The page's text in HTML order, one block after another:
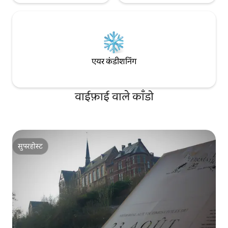
एयर कंडीशनिंग
वाईफ़ाई वाले काँडो
सुपरहोस्ट
सुपरहोस्ट